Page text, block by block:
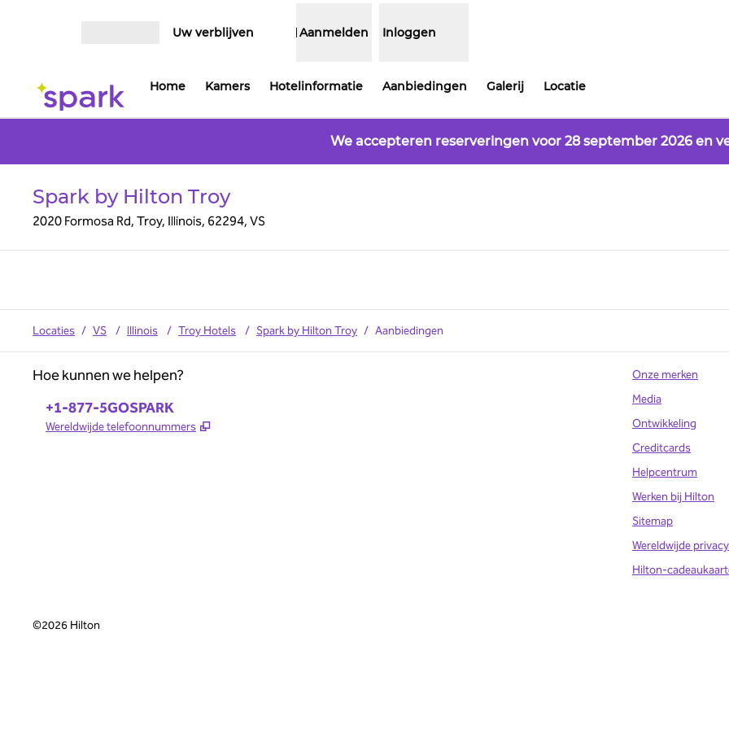
Uw verblijven Aanmelden Inloggen
Home Kamers Hotelinformatie Aanbiedingen Galerij Locatie
We accepteren reserveringen voor 28 september 2026 en
Spark by Hilton Troy
2020 Formosa Rd, Troy, Illinois, 62294, VS
Locaties / VS / Illinois / Troy Hotels / Spark by Hilton Troy / Aanbiedingen
Hoe kunnen we helpen?
Telefoon:
+1-877-5GOSPARK
Wereldwijde telefoonnummers ,
Onze merken
Media
Ontwikkeling
Creditcards
Helpcentrum
Werken bij Hilton
Sitemap
Wereldwijde
Hilton-
©2026 Hilton